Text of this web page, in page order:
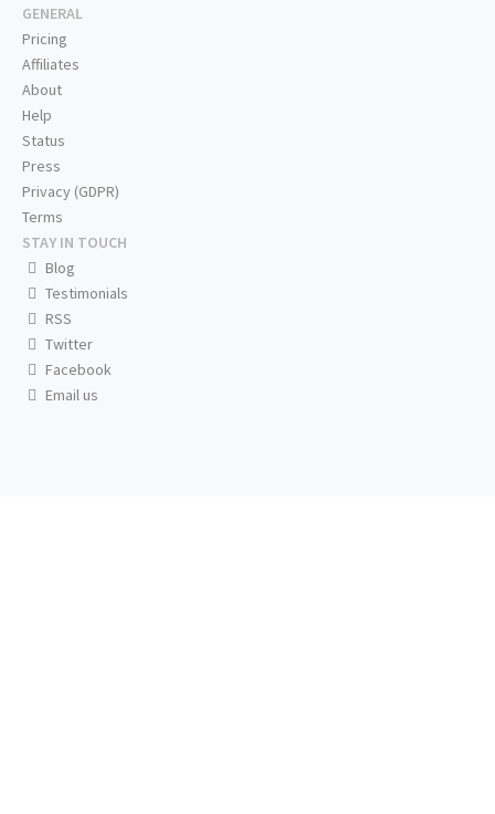
GENERAL
Pricing
Affiliates
About
Help
Status
Press
Privacy (GDPR)
Terms
STAY IN TOUCH
Blog
Testimonials
RSS
Twitter
Facebook
Email us